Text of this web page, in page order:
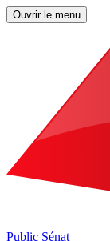
Ouvrir le menu
Public Sénat